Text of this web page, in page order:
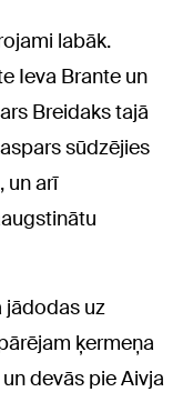
labāk.
Ieva Brante un
Breidaks tajā
sūdzējies
un arī
jādodas uz
ķermeņa
devās pie Aivja